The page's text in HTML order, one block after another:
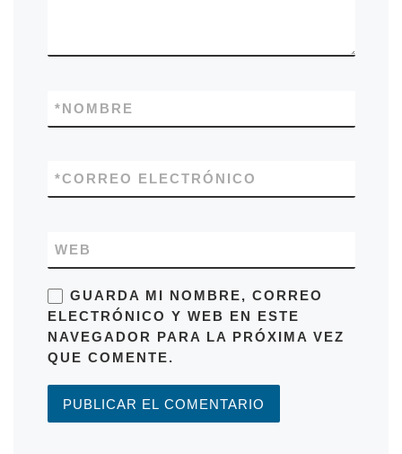
NOMBRE
*
CORREO ELECTRÓNICO
*
WEB
GUARDA MI NOMBRE, CORREO
ELECTRÓNICO Y WEB EN ESTE
NAVEGADOR PARA LA PRÓXIMA VEZ
QUE COMENTE.